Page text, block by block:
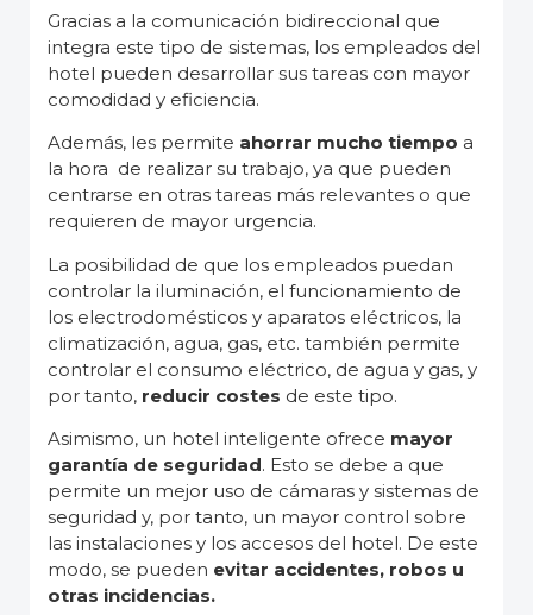
Gracias a la comunicación bidireccional que
integra este tipo de sistemas, los empleados del
hotel pueden desarrollar sus tareas con mayor
comodidad y eficiencia.
Además, les permite ahorrar mucho tiempo a
la hora de realizar su trabajo, ya que pueden
centrarse en otras tareas más relevantes o que
requieren de mayor urgencia.
La posibilidad de que los empleados puedan
controlar la iluminación, el funcionamiento de
los electrodomésticos y aparatos eléctricos, la
climatización, agua, gas, etc. también permite
controlar el consumo eléctrico, de agua y gas, y
por tanto, reducir costes de este tipo.
Asimismo, un hotel inteligente ofrece mayor
garantía de seguridad. Esto se debe a que
permite un mejor uso de cámaras y sistemas de
seguridad y, por tanto, un mayor control sobre
las instalaciones y los accesos del hotel. De este
modo, se pueden evitar accidentes, robos u
otras incidencias.